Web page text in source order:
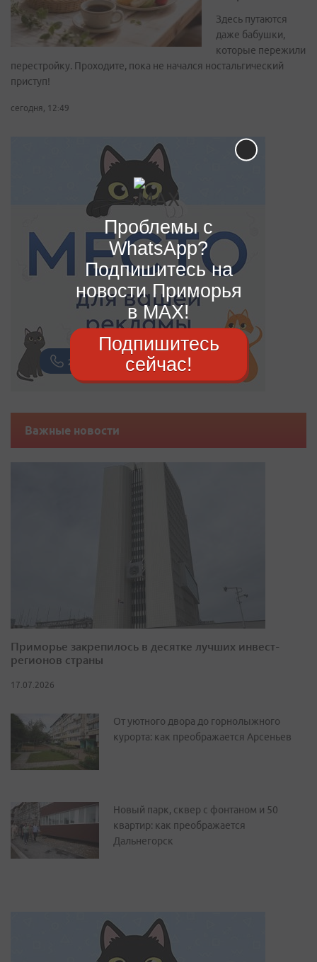
Здесь путаются
даже бабушки,
которые пережили
перестройку. Проходите, пока не начался ностальгический
приступ!
сегодня, 12:49
Важные новости
Приморье закрепилось в десятке лучших инвест-
регионов страны
17.07.2026
От уютного двора до горнолыжного
курорта: как преображается Арсеньев
Новый парк, сквер с фонтаном и 50
квартир: как преображается
Дальнегорск
Проблемы с
WhatsApp?
Подпишитесь на
новости Приморья
в MAX!
Подпишитесь
сейчас!